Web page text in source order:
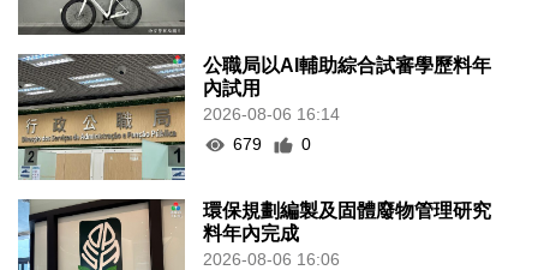
公職局以AI輔助綜合試審學歷料年
內試用
2026-08-06 16:14
679
0
環保規劃編製及固體廢物管理研究
料年內完成
2026-08-06 16:06